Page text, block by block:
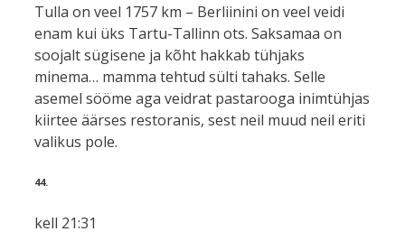
Tulla on veel 1757 km – Berliinini on veel veidi
enam kui üks Tartu-Tallinn ots. Saksamaa on
soojalt sügisene ja kõht hakkab tühjaks
minema… mamma tehtud sülti tahaks. Selle
asemel sööme aga veidrat pastarooga inimtühjas
kiirtee äärses restoranis, sest neil muud neil eriti
valikus pole.
44.
kell 21:31